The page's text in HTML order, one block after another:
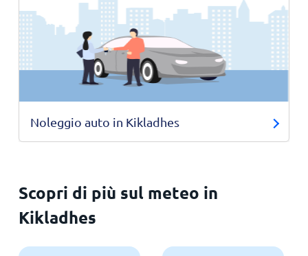
Noleggio auto in Kikladhes
Scopri di più sul meteo in
Kikladhes